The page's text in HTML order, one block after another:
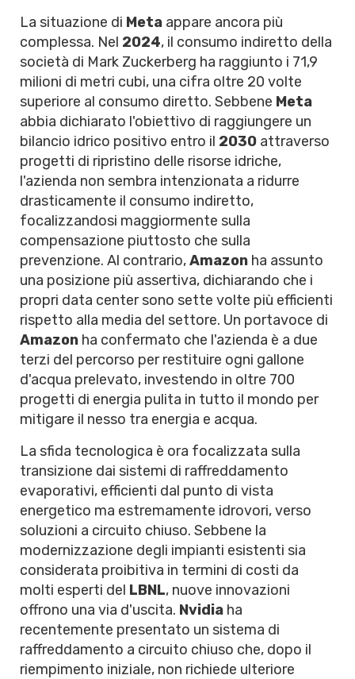
La situazione di Meta appare ancora più
complessa. Nel 2024, il consumo indiretto della
società di Mark Zuckerberg ha raggiunto i 71,9
milioni di metri cubi, una cifra oltre 20 volte
superiore al consumo diretto. Sebbene Meta
abbia dichiarato l'obiettivo di raggiungere un
bilancio idrico positivo entro il 2030 attraverso
progetti di ripristino delle risorse idriche,
l'azienda non sembra intenzionata a ridurre
drasticamente il consumo indiretto,
focalizzandosi maggiormente sulla
compensazione piuttosto che sulla
prevenzione. Al contrario,Amazon ha assunto
una posizione più assertiva, dichiarando che i
propri data center sono sette volte più efficienti
rispetto alla media del settore. Un portavoce di
Amazon ha confermato che l'azienda è a due
terzi del percorso per restituire ogni gallone
d'acqua prelevato, investendo in oltre 700
progetti di energia pulita in tutto il mondo per
mitigare il nesso tra energia e acqua.
La sfida tecnologica è ora focalizzata sulla
transizione dai sistemi di raffreddamento
evaporativi, efficienti dal punto di vista
energetico ma estremamente idrovori, verso
soluzioni a circuito chiuso. Sebbene la
modernizzazione degli impianti esistenti sia
considerata proibitiva in termini di costi da
molti esperti del LBNL, nuove innovazioni
offrono una via d'uscita. Nvidia ha
recentemente presentato un sistema di
raffreddamento a circuito chiuso che, dopo il
riempimento iniziale, non richiede ulteriore